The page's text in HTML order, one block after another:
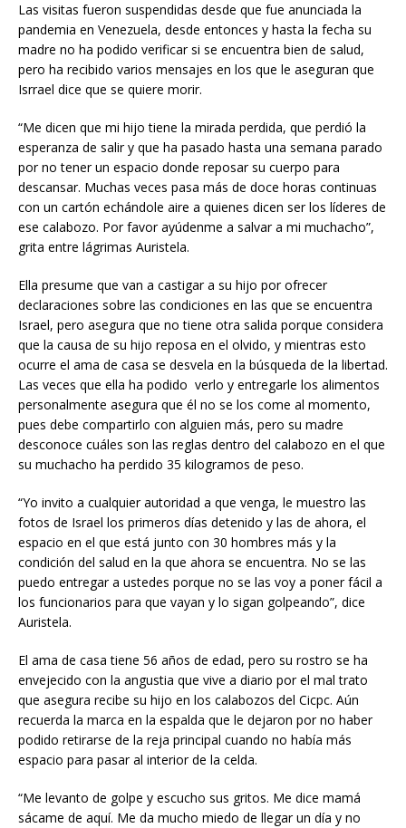
Las visitas fueron suspendidas desde que fue anunciada la
pandemia en Venezuela, desde entonces y hasta la fecha su
madre no ha podido verificar si se encuentra bien de salud,
pero ha recibido varios mensajes en los que le aseguran que
Isrrael dice que se quiere morir.
“Me dicen que mi hijo tiene la mirada perdida, que perdió la
esperanza de salir y que ha pasado hasta una semana parado
por no tener un espacio donde reposar su cuerpo para
descansar. Muchas veces pasa más de doce horas continuas
con un cartón echándole aire a quienes dicen ser los líderes de
ese calabozo. Por favor ayúdenme a salvar a mi muchacho”,
grita entre lágrimas Auristela.
Ella presume que van a castigar a su hijo por ofrecer
declaraciones sobre las condiciones en las que se encuentra
Israel, pero asegura que no tiene otra salida porque considera
que la causa de su hijo reposa en el olvido, y mientras esto
ocurre el ama de casa se desvela en la búsqueda de la libertad.
Las veces que ella ha podido verlo y entregarle los alimentos
personalmente asegura que él no se los come al momento,
pues debe compartirlo con alguien más, pero su madre
desconoce cuáles son las reglas dentro del calabozo en el que
su muchacho ha perdido 35 kilogramos de peso.
“Yo invito a cualquier autoridad a que venga, le muestro las
fotos de Israel los primeros días detenido y las de ahora, el
espacio en el que está junto con 30 hombres más y la
condición del salud en la que ahora se encuentra. No se las
puedo entregar a ustedes porque no se las voy a poner fácil a
los funcionarios para que vayan y lo sigan golpeando”, dice
Auristela.
El ama de casa tiene 56 años de edad, pero su rostro se ha
envejecido con la angustia que vive a diario por el mal trato
que asegura recibe su hijo en los calabozos del Cicpc. Aún
recuerda la marca en la espalda que le dejaron por no haber
podido retirarse de la reja principal cuando no había más
espacio para pasar al interior de la celda.
“Me levanto de golpe y escucho sus gritos. Me dice mamá
sácame de aquí. Me da mucho miedo de llegar un día y no